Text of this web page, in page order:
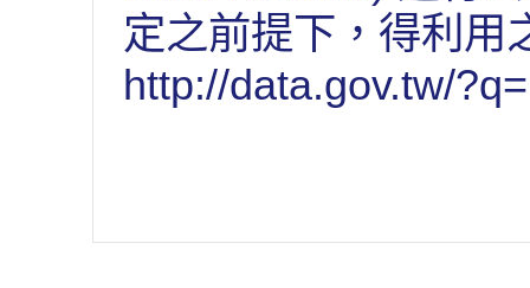
定之前提下，得利用
http://data.gov.tw/